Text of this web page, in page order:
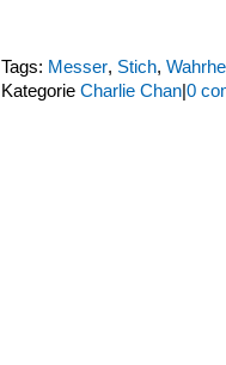
Tags: Messer, Stich,
Kategorie Charlie Chan 0